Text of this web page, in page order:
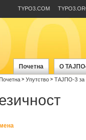
TYPO3.COM
Почетна О
Почетна Упутство ТАЈПО-3 за